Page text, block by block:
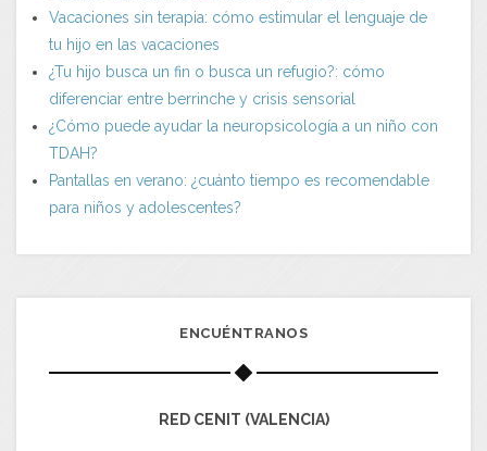
Vacaciones sin terapia: cómo estimular el lenguaje de
tu hijo en las vacaciones
¿Tu hijo busca un fin o busca un refugio?: cómo
diferenciar entre berrinche y crisis sensorial
¿Cómo puede ayudar la neuropsicología a un niño con
TDAH?
Pantallas en verano: ¿cuánto tiempo es recomendable
para niños y adolescentes?
ENCUÉNTRANOS
RED CENIT (VALENCIA)